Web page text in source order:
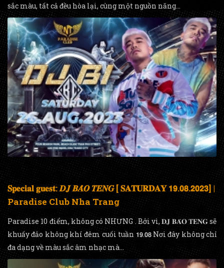
sắc màu, tất cả đều hòa lại, cùng một nguồn năng...
𝐒𝐩𝐞𝐜𝐢𝐚𝐥 𝐠𝐮𝐞𝐬𝐭: 𝑫𝑱 𝑩𝑨̉𝑶 𝑻𝑬𝑵𝑮 [ 𝐒𝐀𝐓𝐔𝐑𝐃𝐀𝐘 𝟭𝟵.𝟬𝟴.𝟮𝟬𝟮𝟯] |
Paradise Club Nha Trang
Paradise 10 điểm, không có NHƯNG . Bởi vì, 𝐃𝐉 𝐁𝐀̉𝐎 𝐓𝐄𝐍𝐆 sẽ
khuấy đảo không khí đêm cuối tuần 𝟭𝟵.𝟬𝟴 Nơi đây không chỉ
đa dạng về màu sắc âm nhạc mà...